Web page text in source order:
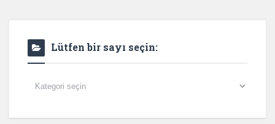
Lütfen bir sayı seçin:
Lütfen